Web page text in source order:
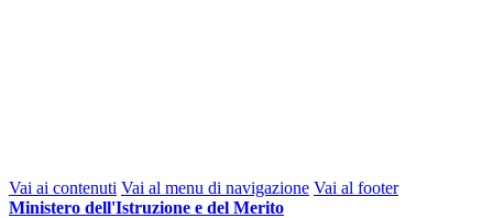
Vai ai contenuti Vai al menu di navigazione Vai al footer
Ministero dell'Istruzione e del Merito